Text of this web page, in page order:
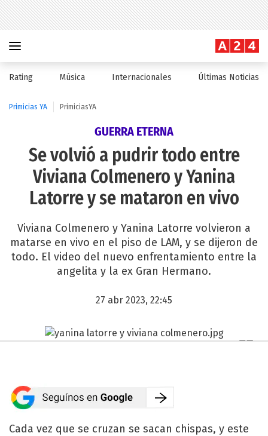
Rating Música Internacionales Últimas Noticias
Primicias YA PrimiciasYA
GUERRA ETERNA
Se volvió a pudrir todo entre
Viviana Colmenero y Yanina
Latorre y se mataron en vivo
Viviana Colmenero y Yanina Latorre volvieron a
matarse en vivo en el piso de LAM, y se dijeron de
todo. El video del nuevo enfrentamiento entre la
angelita y la ex Gran Hermano.
27 abr 2023, 22:45
Cada vez que se cruzan se sacan chispas, y este